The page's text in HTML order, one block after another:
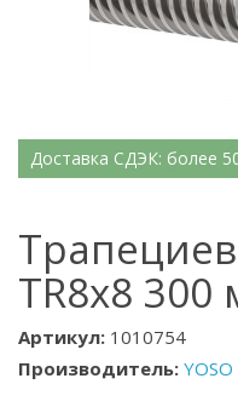
Доставка СДЭК: более
TR8x8 300
Артикул: 1010754
Производитель: YOSO